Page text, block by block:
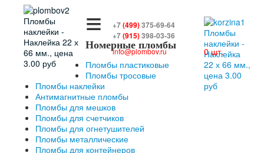
+7(499)375-69-64
+7(915)398-03-36
info@plombov.ru 0 шт.
≡
Номерные пломбы
Пломбы пластиковые
Пломбы тросовые
Пломбы наклейки
Антимагнитные пломбы
Пломбы для мешков
Пломбы для счетчиков
Пломбы для огнетушителей
Пломбы металлические
Пломбы для контейнеров